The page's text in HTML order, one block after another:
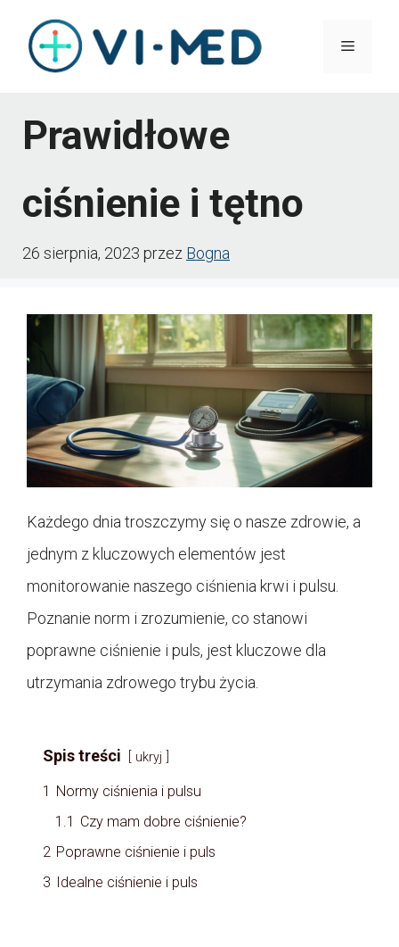
Przejdź
Menu
Prawidłowe
ciśnienie i tętno
26 sierpnia, 2023 przez Bogna
Każdego dnia troszczymy się o nasze zdrowie, a
jednym z kluczowych elementów jest
monitorowanie naszego ciśnienia krwi i pulsu.
Poznanie norm i zrozumienie, co stanowi
poprawne ciśnienie i puls, jest kluczowe dla
utrzymania zdrowego trybu życia.
Spis treści ukryj
1
Normy ciśnienia i pulsu
1.1 Czy mam dobre ciśnienie?
2 Poprawne ciśnienie i puls
3
Idealne ciśnienie i puls